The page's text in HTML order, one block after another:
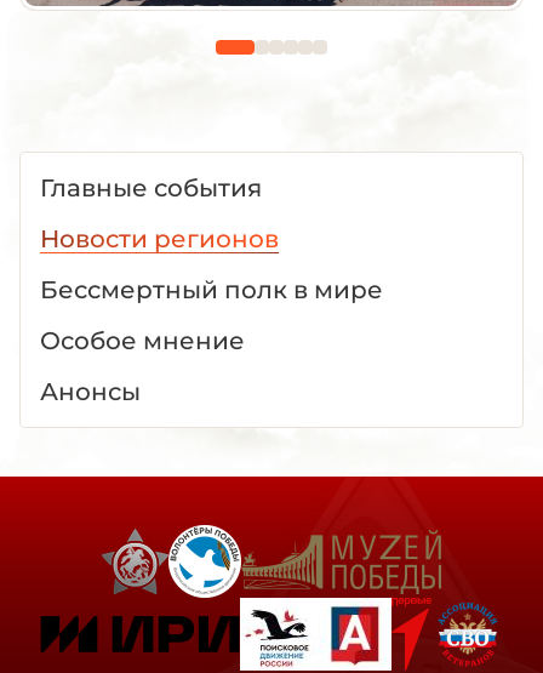
Главные события
Новости регионов
Бессмертный полк в мире
Особое мнение
Анонсы